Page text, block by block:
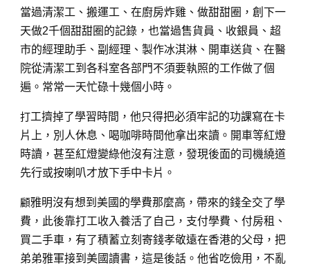
當過清潔工、搬運工、在廚房炸雞、做甜甜圈，創下一
天做2千個甜甜圈的記錄，也當過售貨員、收銀員、超
市的經理助手、副經理、製作冰淇淋、開車送貨、在醫
院從清潔工到各科室各部門不須要執照的工作做了個
遍。常常一天忙碌十幾個小時。
打工擠掉了學習時間，他只得把必須牢記的功課寫在卡
片上，別人休息、喝咖啡時間他拿出來讀。開車等紅燈
時讀，甚至紅燈變綠他沒有注意，發現後面的司機繞道
先行或按喇叭才放下手中卡片。
顧雅明沒有想到美國的學費那麼高，帶來的錢全交了學
費，此後靠打工收入養活了自己，支付學費、付房租、
買二手車，有了積蓄立刻寄錢孝敬遠在香港的父母，把
弟弟雅軍接到美國讀書，這是後話。他省吃儉用，不亂